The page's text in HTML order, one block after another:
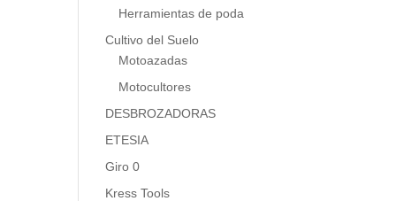
Herramientas de poda
Cultivo del Suelo
Motoazadas
Motocultores
DESBROZADORAS
ETESIA
Giro 0
Kress Tools